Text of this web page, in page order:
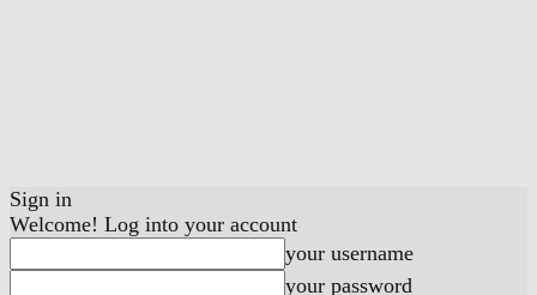
Sign in
Welcome! Log into your account
your username
your password